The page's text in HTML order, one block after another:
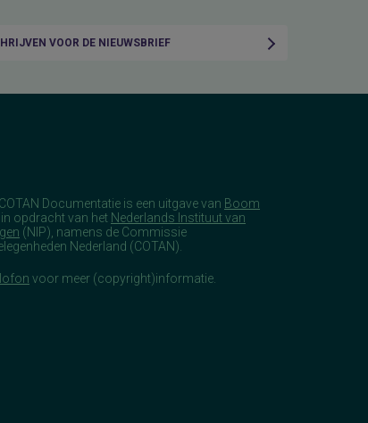
VOOR DE NIEUWSBRIEF
Documentatie is een uitgave van Boom
, in opdracht van het Nederlands Instituut van
(NIP), namens de Commissie
Nederland (COTAN).
voor meer (copyright)informatie.